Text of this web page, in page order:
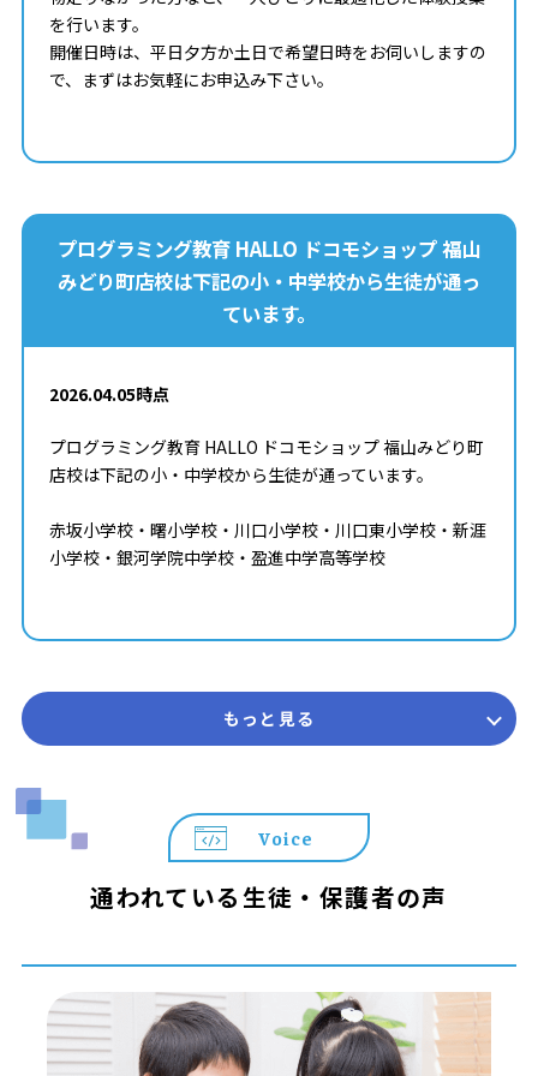
を行います。
開催日時は、平日夕方か土日で希望日時をお伺いしますの
で、まずはお気軽にお申込み下さい。
プログラミング教育 HALLO ドコモショップ 福山
みどり町店校は下記の小・中学校から生徒が通っ
ています。
2026.04.05時点
プログラミング教育 HALLO ドコモショップ 福山みどり町
店校は下記の小・中学校から生徒が通っています。
赤坂小学校・曙小学校・川口小学校・川口東小学校・新涯
小学校・銀河学院中学校・盈進中学高等学校
もっと見る
Voice
通われている生徒・保護者の声